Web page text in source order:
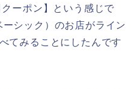
ーポン】という感じで
シック）のお店がライン
てみることにしたんです